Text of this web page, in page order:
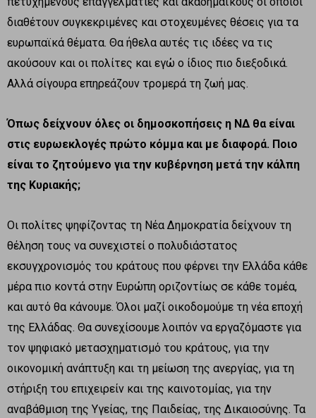
διαθέτουν συγκεκριμένες και στοχευμένες θέσεις για τα
ευρωπαϊκά θέματα. Θα ήθελα αυτές τις ιδέες να τις
ακούσουν και οι πολίτες και εγώ ο ίδιος πιο διεξοδικά.
Αλλά σίγουρα επηρεάζουν τρομερά τη ζωή μας.
Όπως δείχνουν όλες οι δημοσκοπήσεις η ΝΔ θα είναι
στις ευρωεκλογές πρώτο κόμμα και με διαφορά. Ποιο
είναι το ζητούμενο για την κυβέρνηση μετά την κάλπη
της Κυριακής;
Οι πολίτες ψηφίζοντας τη Νέα Δημοκρατία δείχνουν τη
θέληση τους να συνεχιστεί ο πολυδιάστατος
εκσυγχρονισμός του κράτους που φέρνει την Ελλάδα κάθε
μέρα πιο κοντά στην Ευρώπη οριζοντίως σε κάθε τομέα,
και αυτό θα κάνουμε. Όλοι μαζί οικοδομούμε τη νέα εποχή
της Ελλάδας. Θα συνεχίσουμε λοιπόν να εργαζόμαστε για
τον ψηφιακό μετασχηματισμό του κράτους, για την
οικονομική ανάπτυξη και τη μείωση της ανεργίας, για τη
στήριξη του επιχειρείν και της καινοτομίας, για την
αναβάθμιση της Υγείας, της Παιδείας, της Δικαιοσύνης. Τα